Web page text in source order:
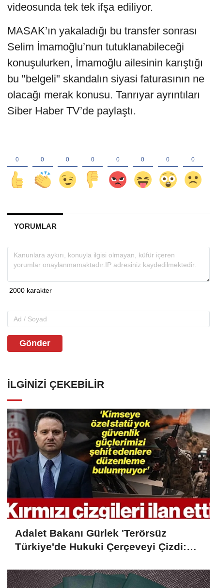
videosunda tek tek ifşa ediliyor.
MASAK’ın yakaladığı bu transfer sonrası
Selim İmamoğlu’nun tutuklanabileceği
konuşulurken, İmamoğlu ailesinin karıştığı
bu "belgeli" skandalın siyasi faturasının ne
olacağı merak konusu. Tanrıyar ayrıntıları
Siber Haber TV’de paylaştı.
YORUMLAR
Gönder
İLGINIZI ÇEKEBILIR
Adalet Bakanı Gürlek 'Terörsüz
Türkiye'de Hukuki Çerçeveyi Çizdi: